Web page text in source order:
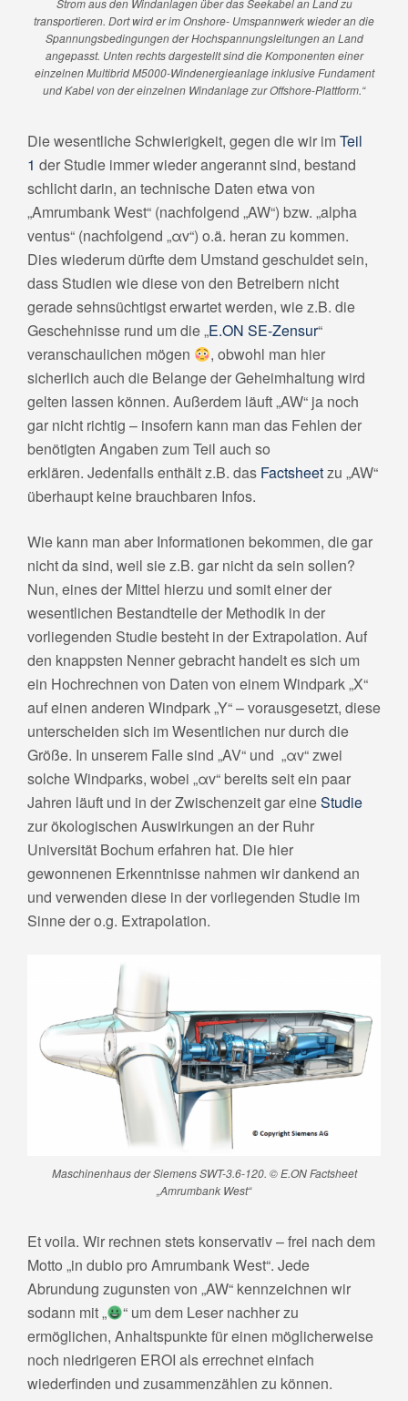
Strom aus den Windanlagen über das Seekabel an Land zu
transportieren. Dort wird er im Onshore- Umspannwerk wieder an die
Spannungsbedingungen der Hochspannungsleitungen an Land
angepasst. Unten rechts dargestellt sind die Komponenten einer
einzelnen Multibrid M5000-Windenergieanlage inklusive Fundament
und Kabel von der einzelnen Windanlage zur Offshore-Plattform.“
Die wesentliche Schwierigkeit, gegen die wir imTeil
1 der Studie immer wieder angerannt sind, bestand
schlicht darin, an technische Daten etwa von
„Amrumbank West“ (nachfolgend „AW“) bzw. „alpha
ventus“ (nachfolgend „αv“) o.ä. heran zu kommen.
Dies wiederum dürfte dem Umstand geschuldet sein,
dass Studien wie diese von den Betreibern nicht
gerade sehnsüchtigst erwartet werden, wie z.B. die
Geschehnisse rund um die „E.ON SE-Zensur“
veranschaulichen mögen
, obwohl man hier
sicherlich auch die Belange der Geheimhaltung wird
gelten lassen können. Außerdem läuft „AW“ ja noch
gar nicht richtig – insofern kann man das Fehlen der
benötigten Angaben zum Teil auch so
erklären. Jedenfalls enthält z.B. das Factsheetzu „AW“
überhaupt keine brauchbaren Infos.
Wie kann man aber Informationen bekommen, die gar
nicht da sind, weil sie z.B. gar nicht da sein sollen?
Nun, eines der Mittel hierzu und somit einer der
wesentlichen Bestandteile der Methodik in der
vorliegenden Studie besteht in der Extrapolation. Auf
den knappsten Nenner gebracht handelt es sich um
ein Hochrechnen von Daten von einem Windpark „X“
auf einen anderen Windpark „Y“ – vorausgesetzt, diese
unterscheiden sich im Wesentlichen nur durch die
Größe. In unserem Falle sind „AV“ und „αv“ zwei
solche Windparks, wobei „αv“ bereits seit ein paar
Jahren läuft und in der Zwischenzeit gar eineStudie
zur ökologischen Auswirkungen an der Ruhr
Universität Bochum erfahren hat. Die hier
gewonnenen Erkenntnisse nahmen wir dankend an
und verwenden diese in der vorliegenden Studie im
Sinne der o.g. Extrapolation.
Maschinenhaus der Siemens SWT-3.6-120. © E.ON Factsheet
„Amrumbank West“
Et voila. Wir rechnen stets konservativ – frei nach dem
Motto „in dubio pro Amrumbank West“. Jede
Abrundung zugunsten von „AW“ kennzeichnen wir
sodann mit „
“ um dem Leser nachher zu
ermöglichen, Anhaltspunkte für einen möglicherweise
noch niedrigeren EROI als errechnet einfach
wiederfinden und zusammenzählen zu können.